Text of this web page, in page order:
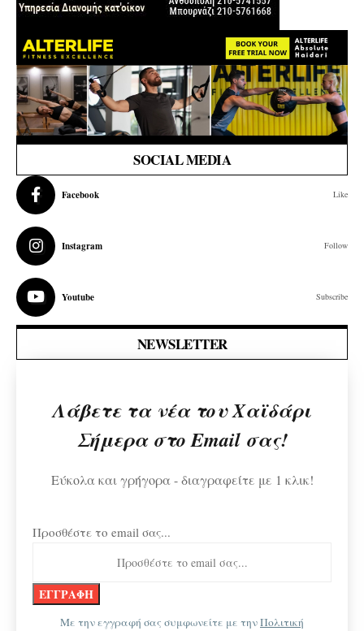
SOCIAL MEDIA
Facebook Like
Instagram Follow
Youtube Subscribe
NEWSLETTER
Λάβετε τα νέα του Χαϊδάρι
Σήμερα στο Email σας!
Εύκολα και γρήγορα - διαγραφείτε με 1 κλικ!
Προσθέστε το email σας...
Με την εγγραφή σας συμφωνείτε με τηνΠολιτική